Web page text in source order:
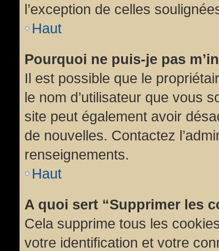
l’exception de celles
Haut
Pourquoi ne puis-je pas
Il est possible que le
le nom d’utilisateur que vous
site peut également avoir
de nouvelles. Contactez
renseignements.
Haut
A quoi sert “Supprimer les
Cela supprime tous les
votre identification et votre